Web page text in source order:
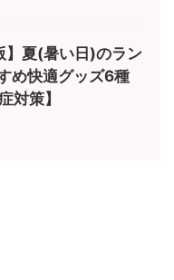
】夏(暑い日)のラン
め快適グッズ6種
対策】